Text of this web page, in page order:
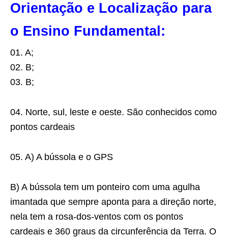
Orientação e Localização para
o Ensino Fundamental:
01. A;
02. B;
03. B;
04. Norte, sul, leste e oeste. São conhecidos como
pontos cardeais
05. A) A bússola e o GPS
B) A bússola tem um ponteiro com uma agulha
imantada que sempre aponta para a direção norte,
nela tem a rosa-dos-ventos com os pontos
cardeais e 360 graus da circunferência da Terra. O